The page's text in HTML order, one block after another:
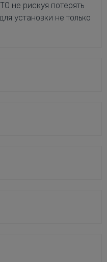
не рискуя потерять
установки не только